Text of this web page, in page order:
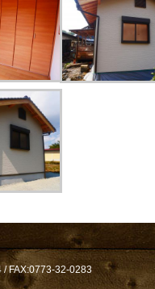
/ FAX:0773-32-0283